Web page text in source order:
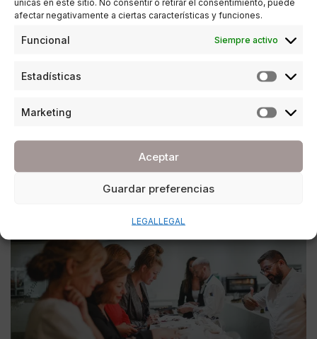
únicas en este sitio. No consentir o retirar el consentimiento, puede
afectar negativamente a ciertas características y funciones.
Funcional Siempre activo
Estadísticas
Marketing
Aceptar
Guardar preferencias
LEGAL LEGAL
SOCIEDAD
C. de Salamanca presenta el Bentley
POR ANA PORRAS GUERRERO